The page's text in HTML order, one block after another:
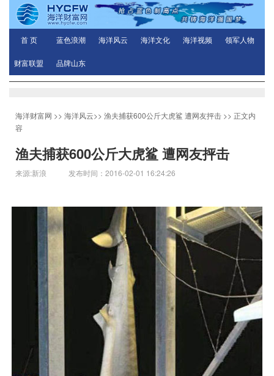
首 页 蓝色浪潮 海洋风云 海洋文化 海洋视频 领军人物
财富联盟 品牌山东
海洋财富网 >> 海洋风云>> 渔夫捕获600公斤大虎鲨 遭网友抨击 >> 正文内
容
渔夫捕获600公斤大虎鲨 遭网友抨击
来源:新浪 发布时间：2016-02-01 16:24:26